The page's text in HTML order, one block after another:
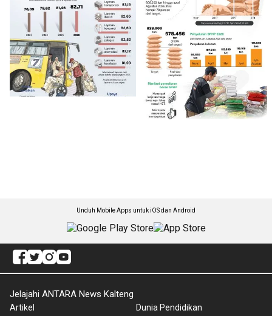
Unduh Mobile Apps untuk iOS dan Android
Jelajahi ANTARA News Kalteng
Artikel
Dunia Pendidikan